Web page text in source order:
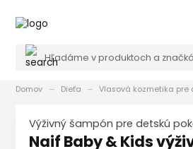
Domov Dieťa Vlasová kozmetika pre
výživný šampón pre detskú
Naif Baby & Kids